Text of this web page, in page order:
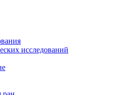
исследований